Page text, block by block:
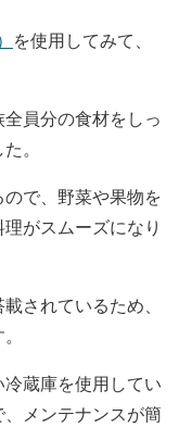
を使用してみて、
員分の食材をしっ
。
で、野菜や果物を
がスムーズになり
されているため、
蔵庫を使用してい
メンテナンスが簡